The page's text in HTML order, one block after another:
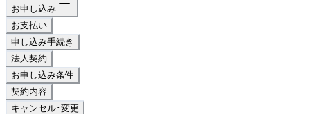
お申し込み
お支払い
申し込み手続き
法人契約
お申し込み条件
契約内容
キャンセル･変更